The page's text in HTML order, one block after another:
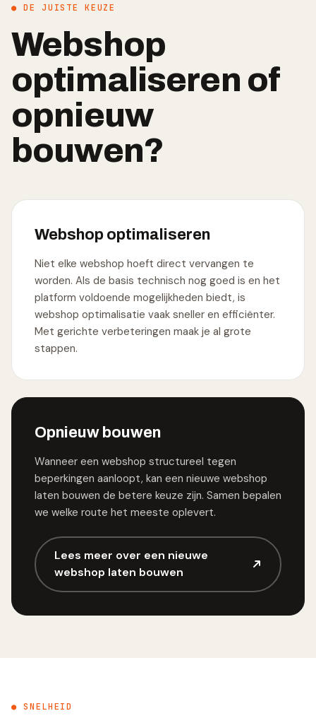
● DE JUISTE KEUZE
Webshop
optimaliseren of
opnieuw
bouwen?
Webshop optimaliseren
Niet elke webshop hoeft direct vervangen te
worden. Als de basis technisch nog goed is en het
platform voldoende mogelijkheden biedt, is
webshop optimalisatie vaak sneller en efficiënter.
Met gerichte verbeteringen maak je al grote
stappen.
Opnieuw bouwen
Wanneer een webshop structureel tegen
beperkingen aanloopt, kan een nieuwe webshop
laten bouwen de betere keuze zijn. Samen bepalen
we welke route het meeste oplevert.
Lees meer over een nieuwe
webshop laten bouwen
● SNELHEID